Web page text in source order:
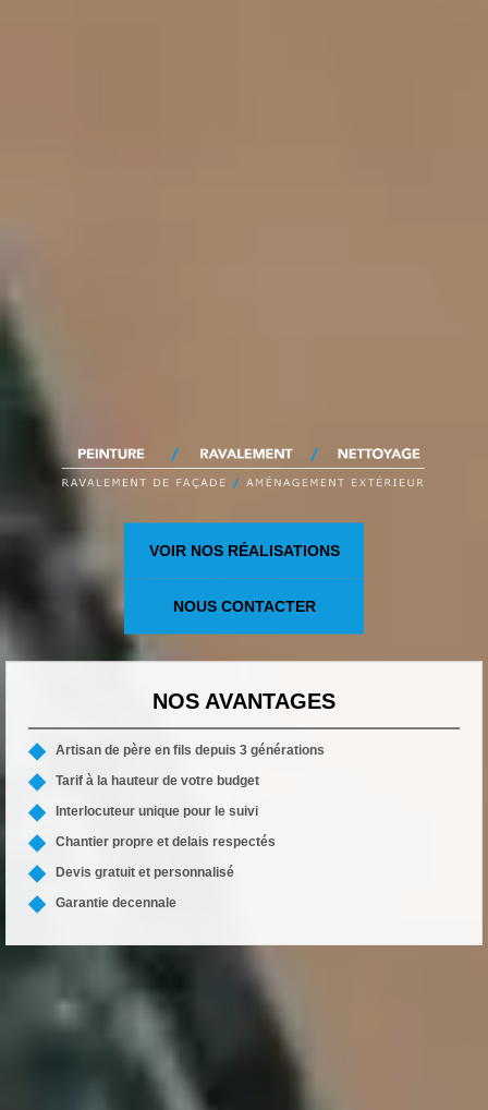
VOIR NOS RÉALISATIONS
NOUS CONTACTER
NOS AVANTAGES
Artisan de père en fils depuis 3 générations
Tarif à la hauteur de votre budget
Interlocuteur unique pour le suivi
Chantier propre et delais respectés
Devis gratuit et personnalisé
Garantie decennale